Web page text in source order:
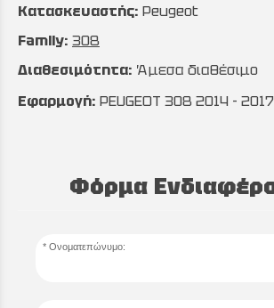
Κατασκευαστής: Peugeot
Family: 308
Διαθεσιμότητα: Άμεσα διαθέσιμο
Εφαρμογή: PEUGEOT 308 2014 - 2017
Φόρμα
Ονοματεπώνυμο: